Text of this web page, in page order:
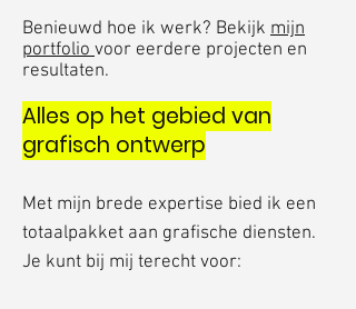
Benieuwd hoe ik werk? Bekijk mijn
portfoliovoor eerdere projecten en
resultaten.
Alles op het gebied van
grafisch ontwerp
Met mijn brede expertise bied ik een
totaalpakket aan grafische diensten.
Je kunt bij mij terecht voor:​